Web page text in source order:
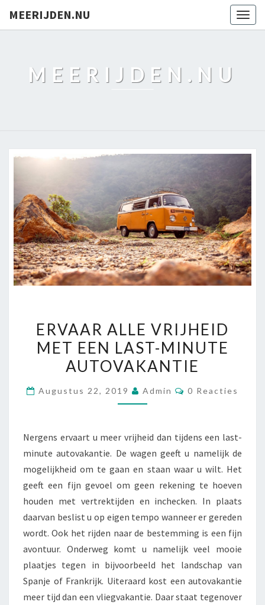
MEERIJDEN.NU
MEERIJDEN.NU
ALLE
VRIJHEID
MET
LAST-
ERVAAR ALLE VRIJHEID
MET EEN LAST-MINUTE
AUTOVAKANTIE
Augustus 22, 2019 Admin Reacties
0 Reacties
Nergens ervaart u meer vrijheid dan tijdens een last-
minute autovakantie. De wagen geeft u namelijk de
mogelijkheid om te gaan en staan waar u wilt. Het
geeft een fijn gevoel om geen rekening te hoeven
houden met vertrektijden en inchecken. In plaats
daarvan beslist u op eigen tempo wanneer er gereden
wordt. Ook het rijden naar de bestemming is een fijn
avontuur. Onderweg komt u namelijk veel mooie
plaatjes tegen in bijvoorbeeld het landschap van
Spanje of Frankrijk. Uiteraard kost een autovakantie
meer tijd dan een vliegvakantie. Daar staat tegenover